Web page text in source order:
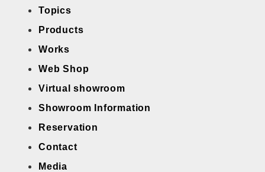
Topics
Products
Works
Web Shop
Virtual showroom
Showroom Information
Reservation
Contact
Media